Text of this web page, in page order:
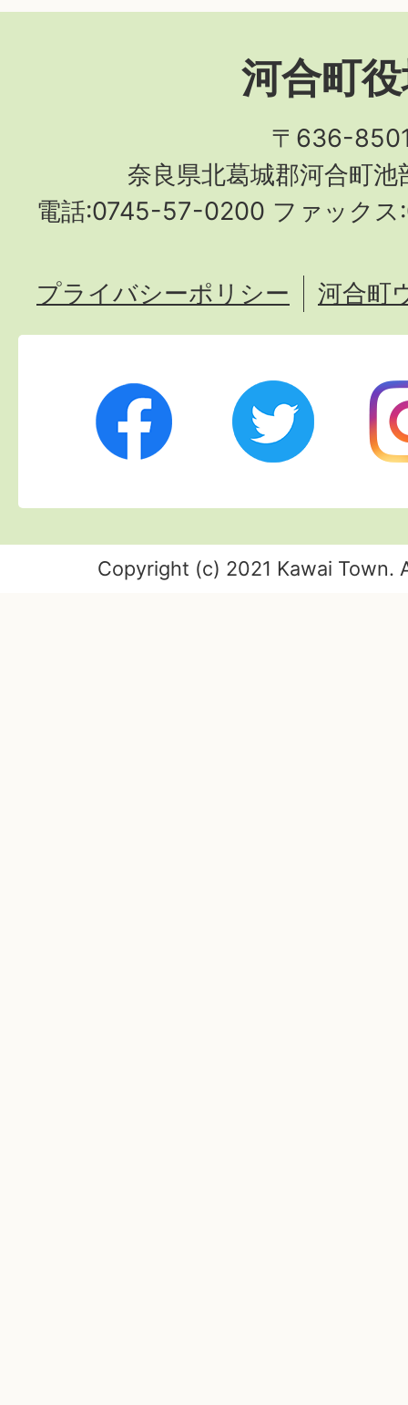
河合町
〒636-
奈良県北葛城郡河合町池
電話:0745-57-0200 ファック
Facebook Twitter
プライバシーポリシー 河合町
Copyright (c) 2021 Kawai Town.